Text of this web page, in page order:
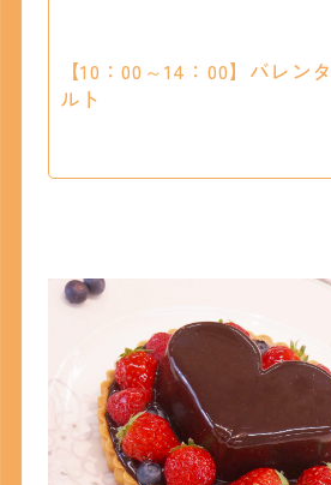
【10：00～14：00】バレン
ルト